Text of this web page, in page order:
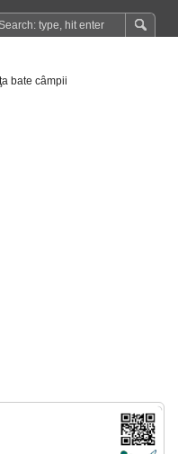
bate câmpii